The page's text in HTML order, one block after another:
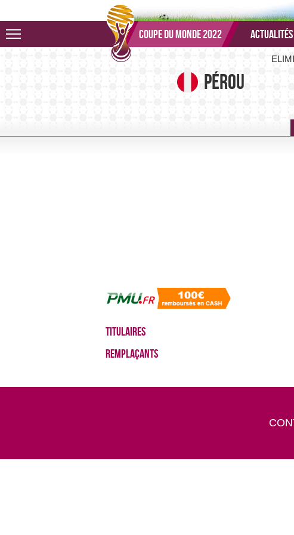
Aller au menu
Coupe du monde 2022 Actualités
Pérou
Titulaires
Remplaçants